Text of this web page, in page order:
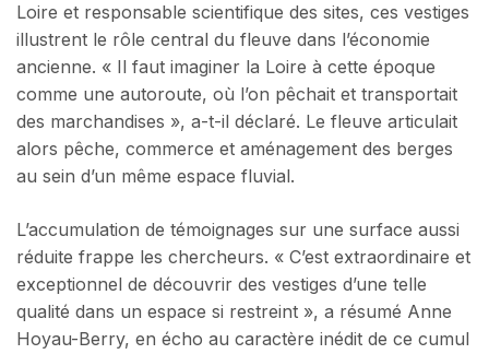
Loire et responsable scientifique des sites, ces vestiges
illustrent le rôle central du fleuve dans l’économie
ancienne. « Il faut imaginer la Loire à cette époque
comme une autoroute, où l’on pêchait et transportait
des marchandises », a-t-il déclaré. Le fleuve articulait
alors pêche, commerce et aménagement des berges
au sein d’un même espace fluvial.
L’accumulation de témoignages sur une surface aussi
réduite frappe les chercheurs. « C’est extraordinaire et
exceptionnel de découvrir des vestiges d’une telle
qualité dans un espace si restreint », a résumé Anne
Hoyau-Berry, en écho au caractère inédit de ce cumul